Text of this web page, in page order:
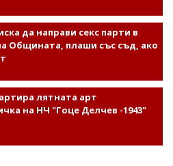
да направи секс парти в
Общината, плаши със съд, ако
лятната арт
на НЧ "Гоце Делчев -1943"